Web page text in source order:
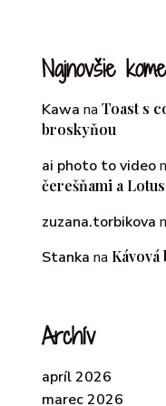
Najnovšie
Kawa na Toast s
broskyňou
ai photo to video
čerešňami a
zuzana.torbikova
Stanka na Kávová
Archív
apríl 2026
marec 2026